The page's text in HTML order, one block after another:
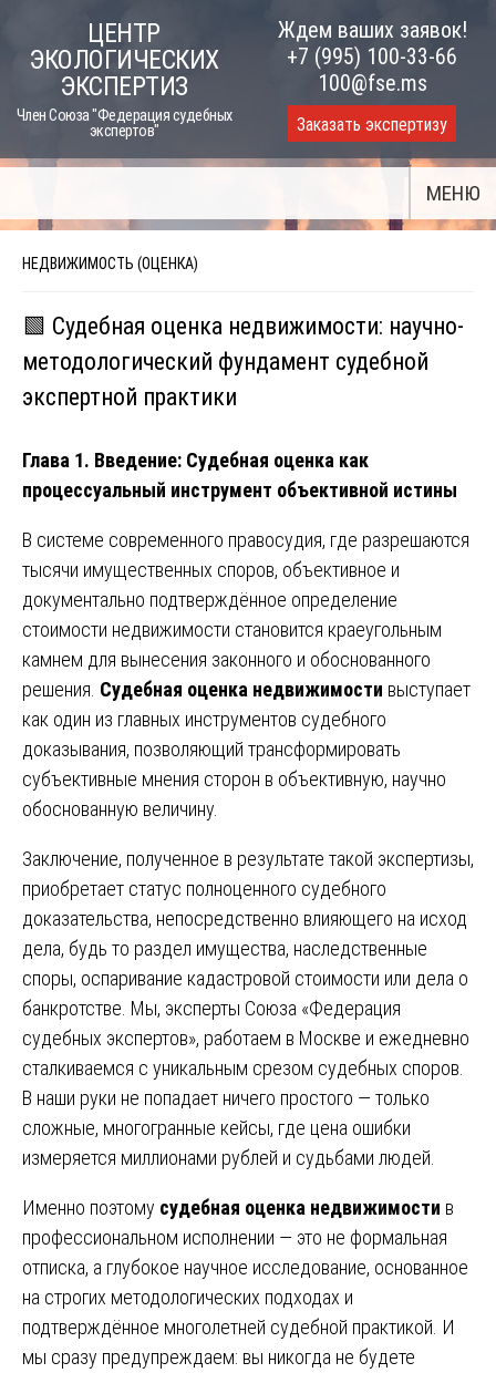
content
ЦЕНТР
ЭКОЛОГИЧЕСКИХ
ЭКСПЕРТИЗ
Член Союза "Федерация судебных
экспертов"
Ждем ваших заявок!
+7 (995) 100-33-66
100@fse.ms
Заказать экспертизу
МЕНЮ
НЕДВИЖИМОСТЬ (ОЦЕНКА)
🟩 Судебная оценка недвижимости: научно-
методологический фундамент судебной
экспертной практики
Глава 1. Введение: Судебная оценка как
процессуальный инструмент объективной истины
В системе современного правосудия, где разрешаются
тысячи имущественных споров, объективное и
документально подтверждённое определение
стоимости недвижимости становится краеугольным
камнем для вынесения законного и обоснованного
решения. Судебная оценка недвижимости выступает
как один из главных инструментов судебного
доказывания, позволяющий трансформировать
субъективные мнения сторон в объективную, научно
обоснованную величину.
Заключение, полученное в результате такой экспертизы,
приобретает статус полноценного судебного
доказательства, непосредственно влияющего на исход
дела, будь то раздел имущества, наследственные
споры, оспаривание кадастровой стоимости или дела о
банкротстве. Мы, эксперты Союза «Федерация
судебных экспертов», работаем в Москве и ежедневно
сталкиваемся с уникальным срезом судебных споров.
В наши руки не попадает ничего простого — только
сложные, многогранные кейсы, где цена ошибки
измеряется миллионами рублей и судьбами людей.
Именно поэтому судебная оценка недвижимости в
профессиональном исполнении — это не формальная
отписка, а глубокое научное исследование, основанное
на строгих методологических подходах и
подтверждённое многолетней судебной практикой. И
мы сразу предупреждаем: вы никогда не будете